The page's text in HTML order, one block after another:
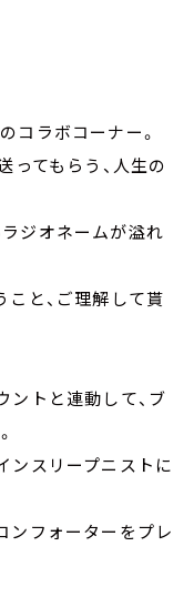
コラボコーナー。
ってもらう、人生の
ジオネームが溢れ
こと、ご理解して貰
ントと連動して、ブ
ンスリープニストに
ンフォーターをプレ